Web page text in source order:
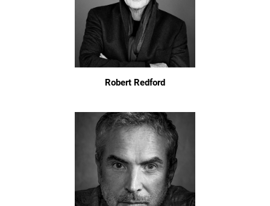
Robert Redford